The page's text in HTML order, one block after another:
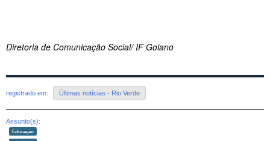
Diretoria de Comunicação Social/ IF Goiano
registrado em: Últimas notícias - Rio Verde
Assunto(s):
Educação